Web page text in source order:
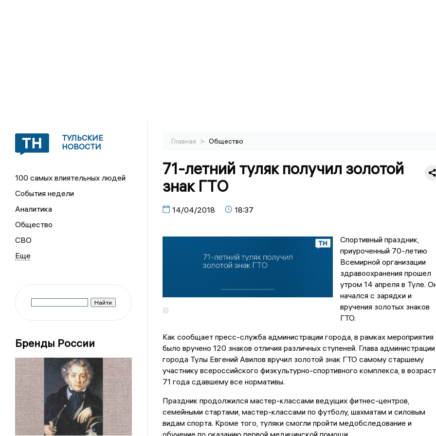
ТУЛЬСКИЕ
НОВОСТИ
100 самых влиятельных людей
События недели
Аналитика
Общество
СВО
Бренды России
Главная > Общество
71-летний туляк получил золотой
знак ГТО
14/04/2018 18:37
©
Спортивный праздник,
приуроченный 70-летию
Всемирной организации
здравоохранения прошел
утром 14 апреля в Туле.
начался с зарядки и
вручения золотых знаков
ГТО.
Как сообщает пресс-служба администрации города, в рамках мероприятия
было вручено 120 знаков отличия различных ступеней. Глава администрации
города Тулы Евгений Авилов вручил золотой знак ГТО самому старшему
участнику всероссийского физкультурно-спортивного комплекса, в
71 года сдавшему все нормативы.
Праздник продолжился мастер-классами ведущих фитнес-центров,
семейными стартами, мастер-классами по футболу, шахматам и силовым
видам спорта. Кроме того, туляки смогли пройти медобследование и